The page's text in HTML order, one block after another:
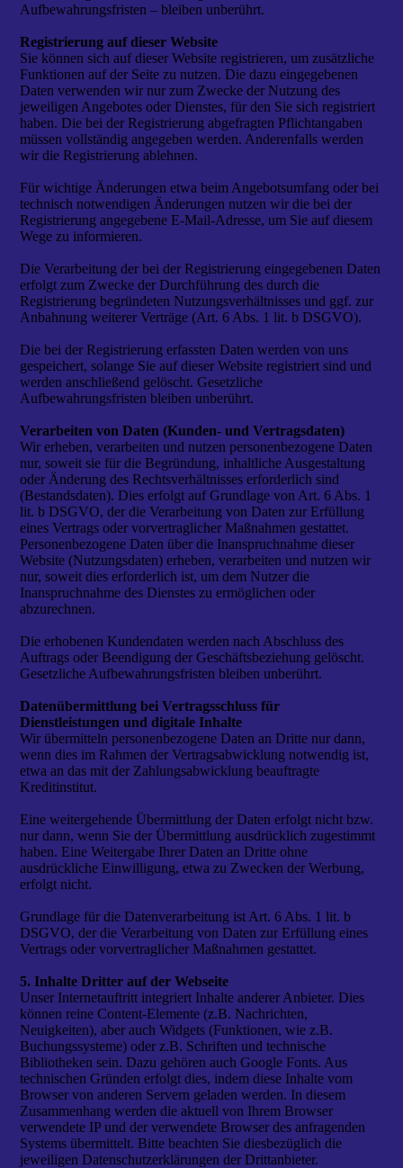
Aufbewahrungsfristen – bleiben unberührt.
Registrierung auf dieser Website
Sie können sich auf dieser Website registrieren, um zusätzliche
Funktionen auf der Seite zu nutzen. Die dazu eingegebenen
Daten verwenden wir nur zum Zwecke der Nutzung des
jeweiligen Angebotes oder Dienstes, für den Sie sich registriert
haben. Die bei der Registrierung abgefragten Pflichtangaben
müssen vollständig angegeben werden. Anderenfalls werden
wir die Registrierung ablehnen.
Für wichtige Änderungen etwa beim Angebotsumfang oder bei
technisch notwendigen Änderungen nutzen wir die bei der
Registrierung angegebene E-Mail-Adresse, um Sie auf diesem
Wege zu informieren.
Die Verarbeitung der bei der Registrierung eingegebenen Daten
erfolgt zum Zwecke der Durchführung des durch die
Registrierung begründeten Nutzungsverhältnisses und ggf. zur
Anbahnung weiterer Verträge (Art. 6 Abs. 1 lit. b DSGVO).
Die bei der Registrierung erfassten Daten werden von uns
gespeichert, solange Sie auf dieser Website registriert sind und
werden anschließend gelöscht. Gesetzliche
Aufbewahrungsfristen bleiben unberührt.
Verarbeiten von Daten (Kunden- und Vertragsdaten)
Wir erheben, verarbeiten und nutzen personenbezogene Daten
nur, soweit sie für die Begründung, inhaltliche Ausgestaltung
oder Änderung des Rechtsverhältnisses erforderlich sind
(Bestandsdaten). Dies erfolgt auf Grundlage von Art. 6 Abs. 1
lit. b DSGVO, der die Verarbeitung von Daten zur Erfüllung
eines Vertrags oder vorvertraglicher Maßnahmen gestattet.
Personenbezogene Daten über die Inanspruchnahme dieser
Website (Nutzungsdaten) erheben, verarbeiten und nutzen wir
nur, soweit dies erforderlich ist, um dem Nutzer die
Inanspruchnahme des Dienstes zu ermöglichen oder
abzurechnen.
Die erhobenen Kundendaten werden nach Abschluss des
Auftrags oder Beendigung der Geschäftsbeziehung gelöscht.
Gesetzliche Aufbewahrungsfristen bleiben unberührt.
Datenübermittlung bei Vertragsschluss für
Dienstleistungen und digitale Inhalte
Wir übermitteln personenbezogene Daten an Dritte nur dann,
wenn dies im Rahmen der Vertragsabwicklung notwendig ist,
etwa an das mit der Zahlungsabwicklung beauftragte
Kreditinstitut.
Eine weitergehende Übermittlung der Daten erfolgt nicht bzw.
nur dann, wenn Sie der Übermittlung ausdrücklich zugestimmt
haben. Eine Weitergabe Ihrer Daten an Dritte ohne
ausdrückliche Einwilligung, etwa zu Zwecken der Werbung,
erfolgt nicht.
Grundlage für die Datenverarbeitung ist Art. 6 Abs. 1 lit. b
DSGVO, der die Verarbeitung von Daten zur Erfüllung eines
Vertrags oder vorvertraglicher Maßnahmen gestattet.
5. Inhalte Dritter auf der Webseite
Unser Internetauftritt integriert Inhalte anderer Anbieter. Dies
können reine Content-Elemente (z.B. Nachrichten,
Neuigkeiten), aber auch Widgets (Funktionen, wie z.B.
Buchungssysteme) oder z.B. Schriften und technische
Bibliotheken sein. Dazu gehören auch Google Fonts. Aus
technischen Gründen erfolgt dies, indem diese Inhalte vom
Browser von anderen Servern geladen werden. In diesem
Zusammenhang werden die aktuell von Ihrem Browser
verwendete IP und der verwendete Browser des anfragenden
Systems übermittelt. Bitte beachten Sie diesbezüglich die
jeweiligen Datenschutzerklärungen der Drittanbieter.